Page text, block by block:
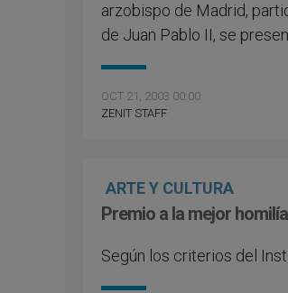
arzobispo de Madrid,
de Juan Pablo II, se
OCT 21, 2003 00:00
ZENIT STAFF
ARTE Y CULTURA
Premio a la mejor
Según los criterios del